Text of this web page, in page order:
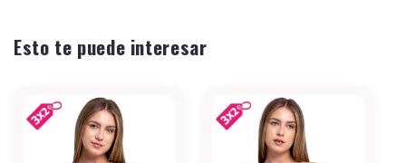
Esto te puede interesar